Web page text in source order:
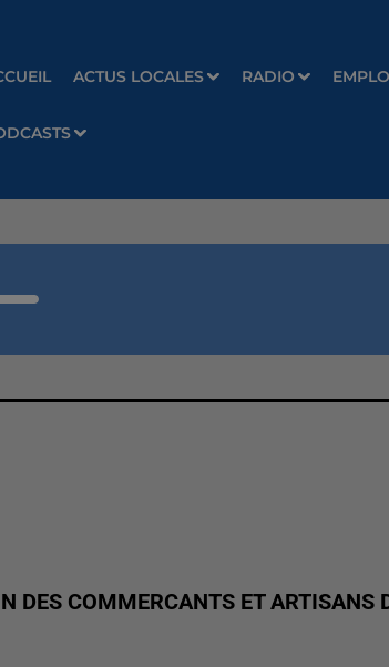
ACTUS LOCALES RADIO
DES COMMERCANTS ET